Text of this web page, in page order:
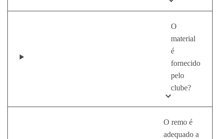
O
material
é
fornecido
pelo
clube?
O remo é
adequado a